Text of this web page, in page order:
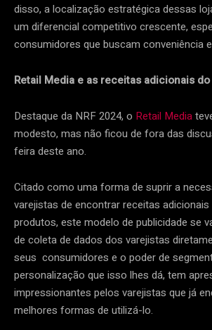
disso, a localização estratégica dessas
um diferencial competitivo crescente,
consumidores que buscam conveniência
Retail Media e as receitas adicionais
Destaque da NRF 2024, o Retail Media
modesto, mas não ficou de fora das
feira deste ano.
Citado como uma forma de suprir a
varejistas de encontrar receitas adicionais
produtos, este modelo de publicidade se
de coleta de dados dos varejistas
seus consumidores e o poder de
personalização que isso lhes dá, tem
impressionantes pelos varejistas que já
melhores formas de utilizá-lo.